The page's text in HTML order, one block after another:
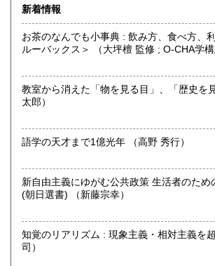
宮崎県
沖縄県 300円
にお問い合わせください。出張費は、無料で
沿線名：伯備線・桃太郎線(吉備線)
最寄駅：総社駅
定休日：年中無休
書籍の買取について
不死鳥BOOKSでは、書籍だけでなくCD、
ゲーム、おもちゃ、骨董品まであらゆるも
きます。店主が、日本全国買取にお伺いい
取り扱い分野
国書、サブカルチャー、古書一般（その他）
オールジャンル
新着情報
お茶のなんでも小事典 : 飲み方、食べ方、
ルーバックス＞ （大坪檀 監修 ; O-CHA
教室から消えた「物を見る目」、「歴史を見る目」
太郎）
語学の天才まで1億光年 （高野 秀行）
新自由主義にゆがむ公共政策 生活者のため
(朝日選書) （新藤宗幸）
知覚のリアリズム : 現象主義・相対主義を超えて （
司）